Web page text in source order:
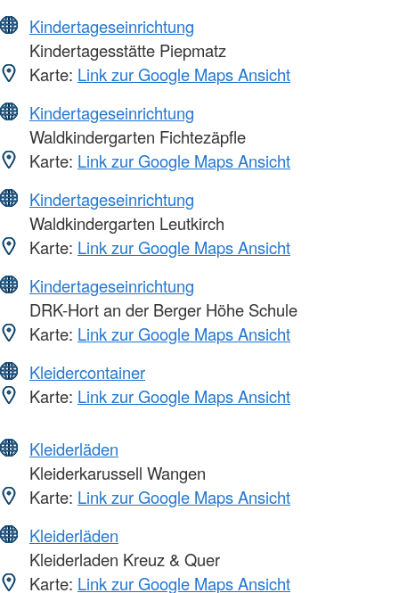
Kindertageseinrichtung
Kindertagesstätte Piepmatz
Karte: Link zur Google Maps Ansicht
Kindertageseinrichtung
Waldkindergarten Fichtezäpfle
Karte: Link zur Google Maps Ansicht
Kindertageseinrichtung
Waldkindergarten Leutkirch
Karte: Link zur Google Maps Ansicht
Kindertageseinrichtung
DRK-Hort an der Berger Höhe Schule
Karte: Link zur Google Maps Ansicht
Kleidercontainer
Karte: Link zur Google Maps Ansicht
Kleiderläden
Kleiderkarussell Wangen
Karte: Link zur Google Maps Ansicht
Kleiderläden
Kleiderladen Kreuz & Quer
Karte: Link zur Google Maps Ansicht